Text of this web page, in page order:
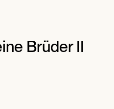
Brüder II